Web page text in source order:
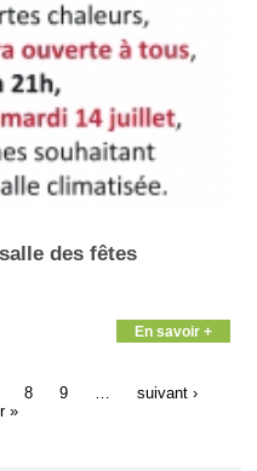
des fêtes
En savoir +
8 9
suivant ›
»